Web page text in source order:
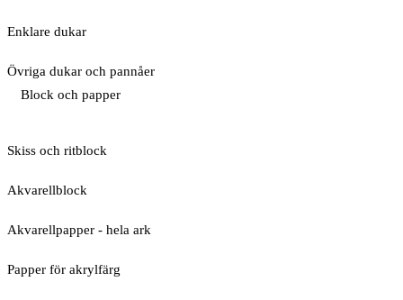
Enklare dukar
Övriga dukar och pannåer
Block och papper
Skiss och ritblock
Akvarellblock
Akvarellpapper - hela ark
Papper för akrylfärg